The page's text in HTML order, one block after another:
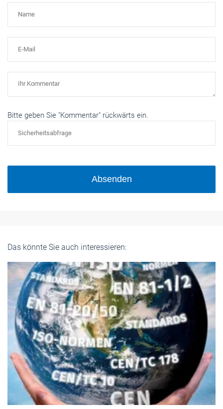
Bitte geben Sie "Kommentar" rückwärts ein.
Absenden
Das könnte Sie auch interessieren: